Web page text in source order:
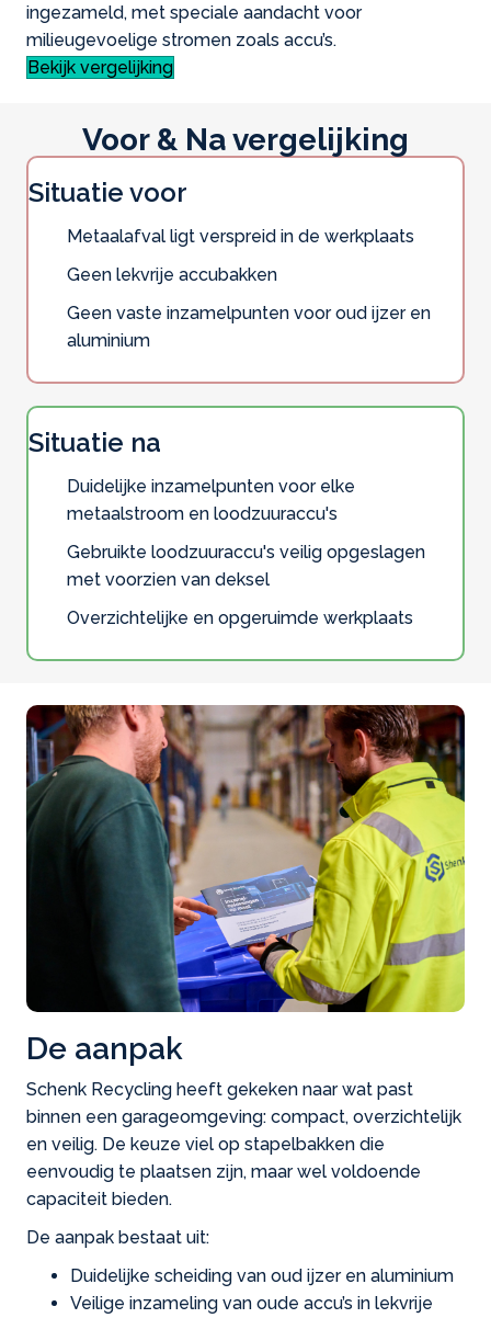
ingezameld, met speciale aandacht voor
milieugevoelige stromen zoals accu’s.
Bekijk vergelijking
Voor & Na vergelijking
Situatie voor
Metaalafval ligt verspreid in de werkplaats
Geen lekvrije accubakken
Geen vaste inzamelpunten voor oud ijzer en
aluminium
Situatie na
Duidelijke inzamelpunten voor elke
metaalstroom en loodzuuraccu's
Gebruikte loodzuuraccu's veilig opgeslagen
met voorzien van deksel
Overzichtelijke en opgeruimde werkplaats
De aanpak
Schenk Recycling heeft gekeken naar wat past
binnen een garageomgeving: compact, overzichtelijk
en veilig. De keuze viel op stapelbakken die
eenvoudig te plaatsen zijn, maar wel voldoende
capaciteit bieden.
De aanpak bestaat uit:
Duidelijke scheiding van oud ijzer en aluminium
Veilige inzameling van oude accu’s in lekvrije